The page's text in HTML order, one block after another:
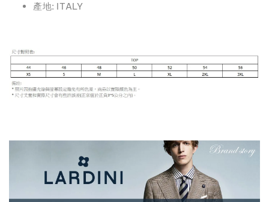
產地: ITALY